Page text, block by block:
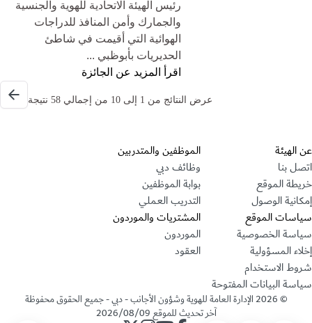
رئيس الهيئة الاتحادية للهوية والجنسية
والجمارك وأمن المنافذ للدراجات
الهوائية التي أقيمت في شاطئ
الحديريات بأبوظبي ...
اقرأ المزيد عن الجائزة
عرض النتائج من 1 إلى 10 من إجمالي 58 نتيجة
قسم التذييل
عن الهيئة
اتصل بنا
خريطة الموقع
إمكانية الوصول
الموظفين والمتدربين
وظائف دبي
بوابة الموظفين
التدريب العملي
سياسات الموقع
سياسة الخصوصية
إخلاء المسؤولية
شروط الاستخدام
سياسة البيانات المفتوحة
المشتريات والموردون
الموردون
العقود
©
2026الإدارة العامة للهوية وشؤون الأجانب - دبي - جميع الحقوق محفوظة
آخر تحديث للموقع2026/08/09